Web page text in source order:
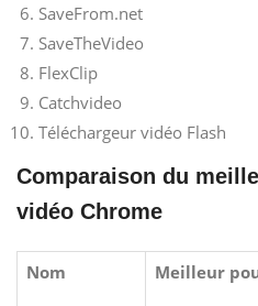
SaveFrom.net
SaveTheVideo
FlexClip
Catchvideo
Téléchargeur vidéo Flash
Comparaison du
vidéo Chrome
Nom Meilleur